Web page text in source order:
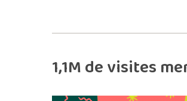
1,1M de visites